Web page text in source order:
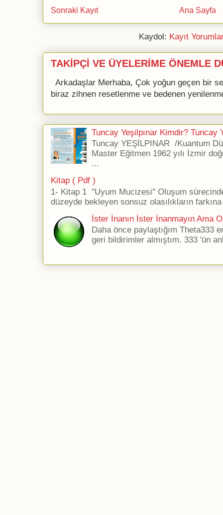
Sonraki Kayıt Ana Sayfa
Kaydol: Kayıt
TAKİPÇİ VE ÜYELERİME ÖNEMLE
Arkadaşlar Merhaba, Çok yoğun geçen bir
biraz zihnen resetlenme ve bedenen
Tuncay Yeşilpınar Kimdir? Tuncay
Tuncay YEŞİLPINAR /Kuantum
Master Eğitmen 1962 yılı İzmir
...
Kitap ( Pdf )
1- Kitap 1 ''Uyum Mucizesi'' Oluşum
düzeyde bekleyen sonsuz olasılıkların
İster İnanın İster İnanmayın Ama
Daha önce paylaştığım Theta333
geri bildirimler almıştım. 333 'ün